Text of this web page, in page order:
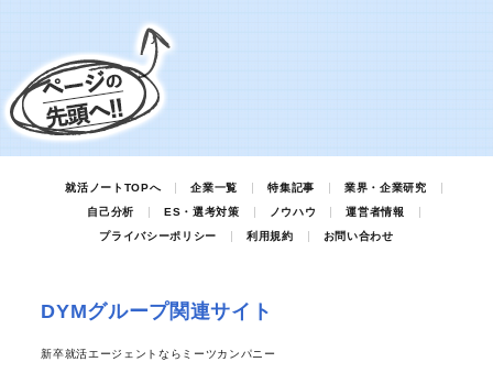
就活ノートTOPへ 企業一覧 特集記事
業界・企業研究
自己分析
ES・選考対策 ノウハウ
運営者情報
プライバシーポリシー
利用規約 お問い合わせ
DYMグループ関連サイト
新卒就活エージェントならミーツカンパニー